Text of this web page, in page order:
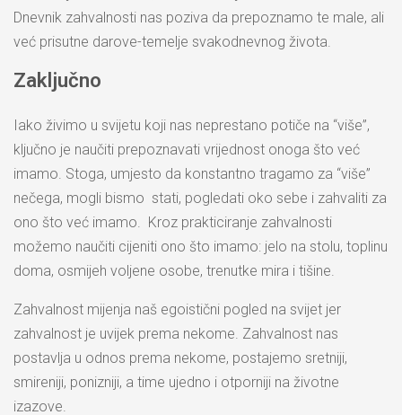
Dnevnik zahvalnosti nas poziva da prepoznamo te male, ali
već prisutne darove-temelje svakodnevnog života.
Zaključno
Iako živimo u svijetu koji nas neprestano potiče na “više”,
ključno je naučiti prepoznavati vrijednost onoga što već
imamo. Stoga, umjesto da konstantno tragamo za “više”
nečega, mogli bismo stati, pogledati oko sebe i zahvaliti za
ono što već imamo. Kroz prakticiranje zahvalnosti
možemo naučiti cijeniti ono što imamo: jelo na stolu, toplinu
doma, osmijeh voljene osobe, trenutke mira i tišine.
Zahvalnost mijenja naš egoistični pogled na svijet jer
zahvalnost je uvijek prema nekome. Zahvalnost nas
postavlja u odnos prema nekome, postajemo sretniji,
smireniji, ponizniji, a time ujedno i otporniji na životne
izazove.